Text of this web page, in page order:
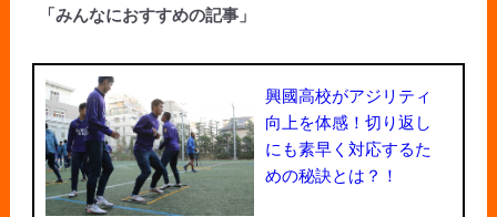
「みんなにおすすめの記事」
興國高校がアジリティ
向上を体感！切り返し
にも素早く対応するた
めの秘訣とは？！